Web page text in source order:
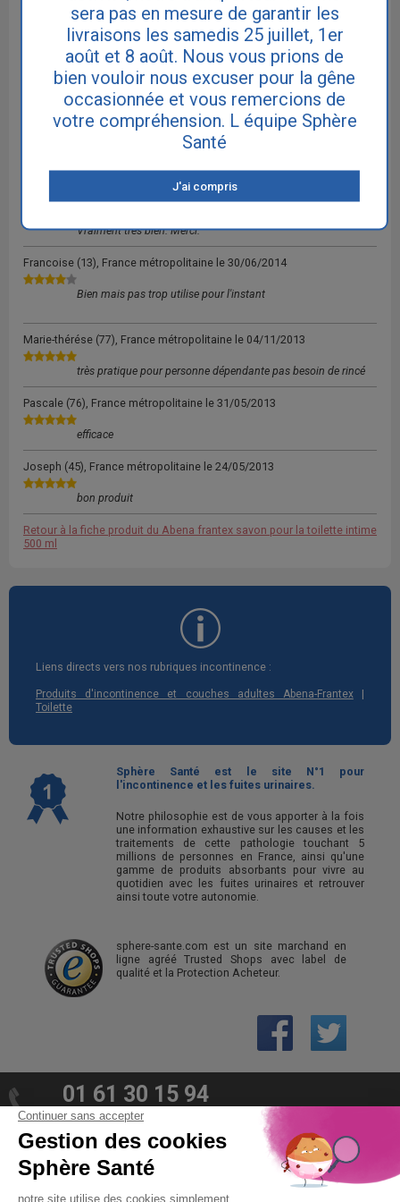
très bon produit. bien moins cher qu'un savon en grande
(26), France métropolitaine le28/10/2016
Super produit
(57), France métropolitaine le19/10/2016
C'est un très bon produit. Nettoie en douceur
Georgette(13), France métropolitaine le03/03/2015
Vraiment très bien. Merci.
Francoise (13), France métropolitaine le 30/06/2014
Bien mais pas trop utilise pour l'instant
Marie-thérése (77), France métropolitaine le 04/11/2013
très pratique pour personne dépendante pas besoin de rincé
Pascale (76), France métropolitaine le 31/05/2013
efficace
Joseph (45), France métropolitaine le 24/05/2013
bon produit
Retour à la fiche produit du Abena frantex savon pour la toilette intime
500 ml
Liens directs vers nos rubriques incontinence :
Produits d'incontinence et couches adultes Abena-Frantex|
Toilette
Sphère Santé est le site N°1 pour
l'incontinence et les fuites urinaires.
Notre philosophie est de vous apporter à la fois
une information exhaustive sur les causes et les
traitements de cette pathologie touchant 5
millions de personnes en France, ainsi qu'une
gamme de produits absorbants pour vivre au
quotidien avec les fuites urinaires et retrouver
ainsi toute votre autonomie.
sphere-sante.com est un site marchand en
ligne agréé Trusted Shops avec label de
qualité et la Protection Acheteur.
01 61 30 15 94
(prix d’un appel local)
CONTACTEZ-NOUS
sera pas en mesure de garantir les
livraisons les samedis 25 juillet, 1er
août et 8 août. Nous vous prions de
bien vouloir nous excuser pour la gêne
occasionnée et vous remercions de
votre compréhension. L équipe Sphère
Santé
J'ai compris